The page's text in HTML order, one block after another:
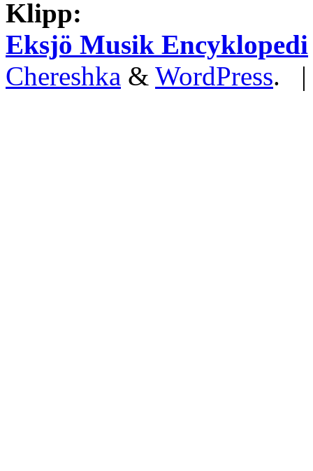
Klipp:
Eksjö Musik Encyklopedi
Chereshka & WordPress.